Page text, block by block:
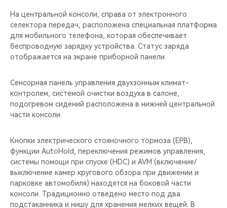
На центральной консоли, справа от электронного
селектора передач, расположена специальная платформа
для мобильного телефона, которая обеспечивает
беспроводную зарядку устройства. Статус заряда
отображается на экране приборной панели.
Сенсорная панель управления двухзонным климат-
контролем, системой очистки воздуха в салоне,
подогревом сидений расположена в нижней центральной
части консоли.
Кнопки электрического стояночного тормоза (EPB),
функции AutoHold, переключения режимов управления,
системы помощи при спуске (HDC) и AVM (включение/
выключение камер кругового обзора при движении и
парковке автомобиля) находятся на боковой части
консоли. Традиционно отведено место под два
подстаканника и нишу для хранения мелких вещей. В